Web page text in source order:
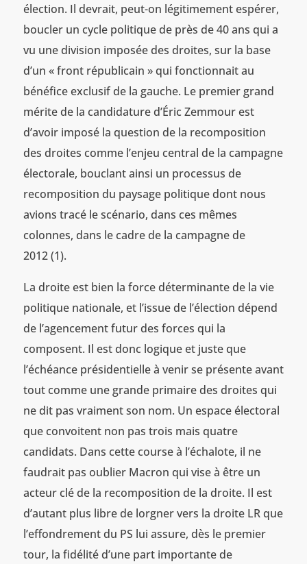
élection. Il devrait, peut-on légitimement espérer,
boucler un cycle politique de près de 40 ans qui a
vu une division imposée des droites, sur la base
d’un « front républicain » qui fonctionnait au
bénéfice exclusif de la gauche. Le premier grand
mérite de la candidature d’Éric Zemmour est
d’avoir imposé la question de la recomposition
des droites comme l’enjeu central de la campagne
électorale, bouclant ainsi un processus de
recomposition du paysage politique dont nous
avions tracé le scénario, dans ces mêmes
colonnes, dans le cadre de la campagne de
2012 (1).
La droite est bien la force déterminante de la vie
politique nationale, et l’issue de l’élection dépend
de l’agencement futur des forces qui la
composent. Il est donc logique et juste que
l’échéance présidentielle à venir se présente avant
tout comme une grande primaire des droites qui
ne dit pas vraiment son nom. Un espace électoral
que convoitent non pas trois mais quatre
candidats. Dans cette course à l’échalote, il ne
faudrait pas oublier Macron qui vise à être un
acteur clé de la recomposition de la droite. Il est
d’autant plus libre de lorgner vers la droite LR que
l’effondrement du PS lui assure, dès le premier
tour, la fidélité d’une part importante de